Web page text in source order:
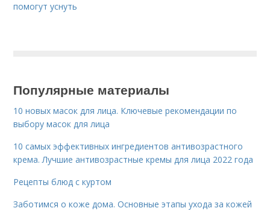
помогут уснуть
Популярные материалы
10 новых масок для лица. Ключевые рекомендации по
выбору масок для лица
10 самых эффективных ингредиентов антивозрастного
крема. Лучшие антивозрастные кремы для лица 2022 года
Рецепты блюд с куртом
Заботимся о коже дома. Основные этапы ухода за кожей